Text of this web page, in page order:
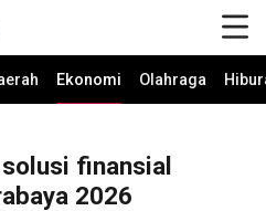
Ekonomi Olahraga
finansial
2026